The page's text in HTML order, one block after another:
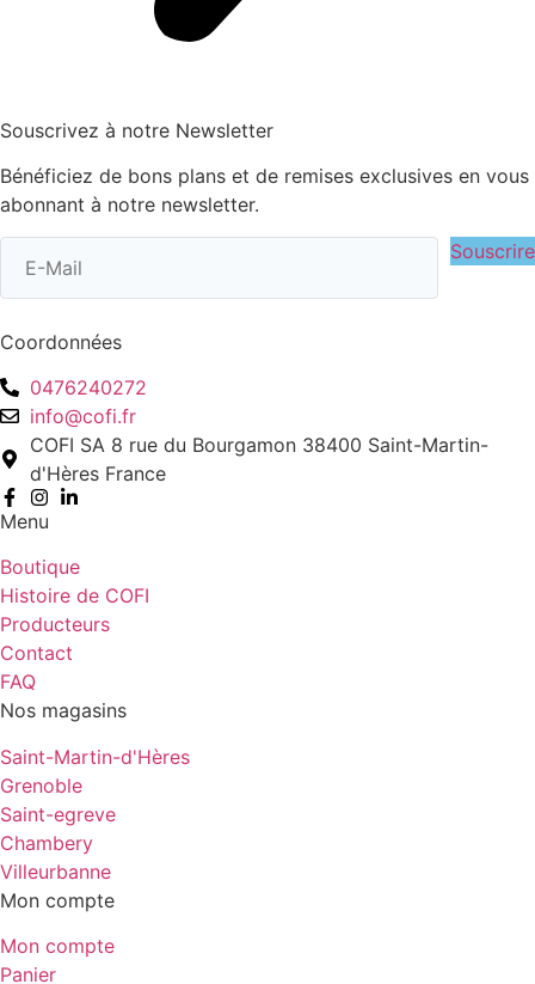
Souscrivez à notre Newsletter
Bénéficiez de bons plans et de remises exclusives en vous
abonnant à notre newsletter.
Souscrire
Coordonnées
0476240272
info@cofi.fr
COFI SA 8 rue du Bourgamon 38400 Saint-Martin-
d'Hères France
Menu
Boutique
Histoire de COFI
Producteurs
Contact
FAQ
Nos magasins
Saint-Martin-d'Hères
Grenoble
Saint-egreve
Chambery
Villeurbanne
Mon compte
Mon compte
Panier